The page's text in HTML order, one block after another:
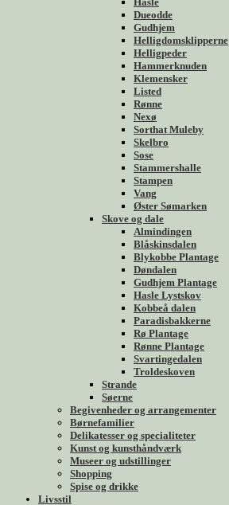
Dueodde
Gudhjem
Helligdomsklipperne
Helligpeder
Hammerknuden
Klemensker
Listed
Rønne
Nexø
Sorthat Muleby
Skelbro
Sose
Stammershalle
Stampen
Vang
Øster Sømarken
Skove og dale
Almindingen
Blåskinsdalen
Blykobbe Plantage
Døndalen
Gudhjem Plantage
Hasle Lystskov
Kobbeå dalen
Paradisbakkerne
Rø Plantage
Rønne Plantage
Svartingedalen
Troldeskoven
Strande
Søerne
Begivenheder og arrangementer
Børnefamilier
Delikatesser og specialiteter
Kunst og kunsthåndværk
Museer og udstillinger
Shopping
Spise og drikke
Livsstil